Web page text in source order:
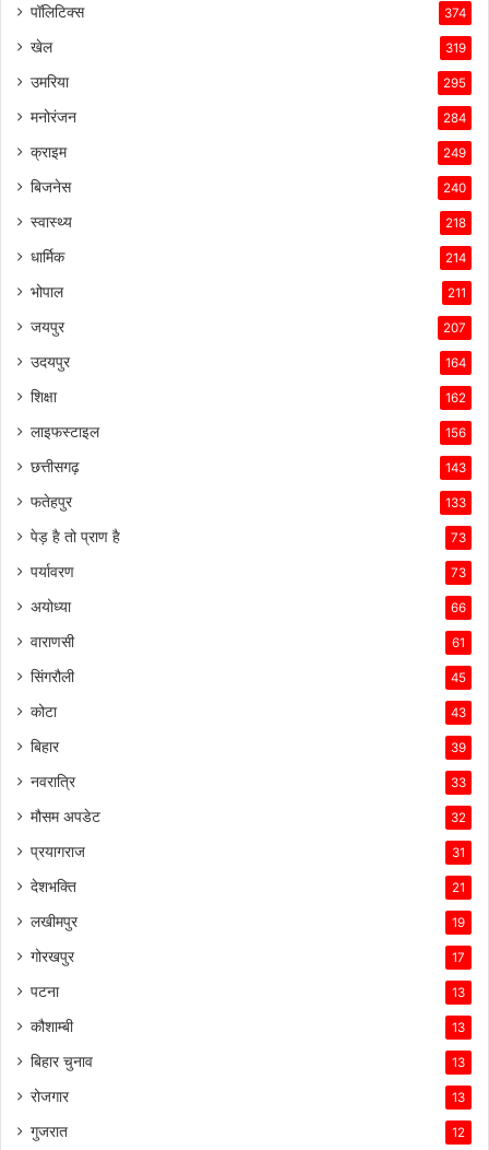
पॉलिटिक्स 374
खेल 319
उमरिया 295
मनोरंजन 284
क्राइम 249
बिजनेस 240
स्वास्थ्य 218
धार्मिक 214
भोपाल 211
जयपुर 207
उदयपुर 164
शिक्षा 162
लाइफस्टाइल 156
छत्तीसगढ़ 143
फतेहपुर 133
पेड़ है तो प्राण है 73
पर्यावरण 73
अयोध्या 66
वाराणसी 61
सिंगरौली 45
कोटा 43
बिहार 39
नवरात्रि 33
मौसम अपडेट 32
प्रयागराज 31
देशभक्ति 21
लखीमपुर 19
गोरखपुर 17
पटना 13
कौशाम्बी 13
बिहार चुनाव 13
रोजगार 13
गुजरात 12